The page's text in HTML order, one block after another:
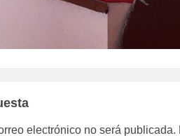
electrónico no será publicada.